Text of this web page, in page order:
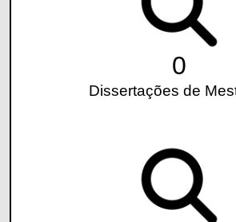
0
Dissertações de